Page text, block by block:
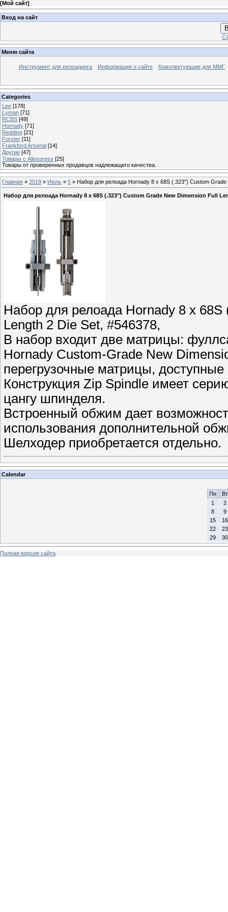
[Мой сайт]
Вход на сайт
Меню сайта
Инструмент для релоадинга Информация о сайте Комплектующие для ММГ
Categories
Lee [178]
Lyman [71]
RCBS [49]
Hornady [71]
Redding [21]
Forster [11]
Frankford Arsenal [14]
Другие [47]
Товары с Aliexpress [25]
Товары от проверенных продавцов надлежащего качества.
Главная » 2019 » Июль » 5 » Набор для релоада Hornady 8 x 68S (.323") Custom
Набор для релоада Hornady 8 x 68S (.323") Custom Grade New Dimension Full
Набор для релоада Hornady 8 x
Length 2 Die Set, #546378,
В набор входит две матрицы:
Hornady Custom-Grade New
перегрузочные матрицы,
Конструкция Zip Spindle имеет
цангу шпинделя.
Встроенный обжим дает
использования дополнительной
Шелходер приобретается отдельно.
Calendar
Пн
Вт
1
2
8
9
15
16
22
23
29
30
Полная версия сайта